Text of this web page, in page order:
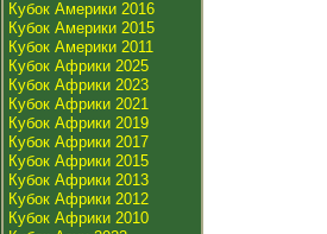
Кубок Америки 2016
Кубок Америки 2015
Кубок Америки 2011
Кубок Африки 2025
Кубок Африки 2023
Кубок Африки 2021
Кубок Африки 2019
Кубок Африки 2017
Кубок Африки 2015
Кубок Африки 2013
Кубок Африки 2012
Кубок Африки 2010